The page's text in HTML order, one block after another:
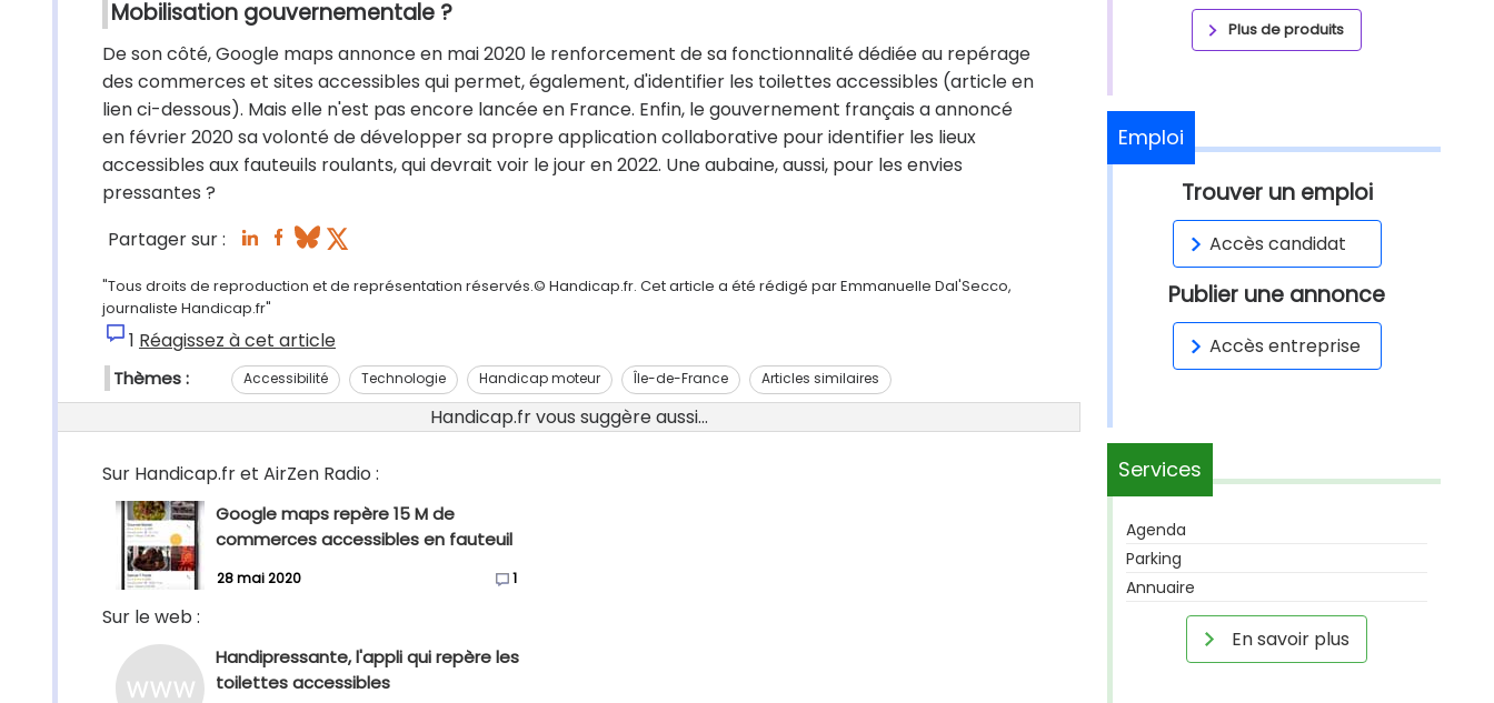
Mobilisation gouvernementale ?
De son côté, Google maps annonce en mai 2020 le renforcement de sa fonctionnalité dédiée au repérage
des commerces et sites accessibles qui permet, également, d'identifier les toilettes accessibles (article en
lien ci-dessous). Mais elle n'est pas encore lancée en France. Enfin, le gouvernement français a annoncé
en février 2020 sa volonté de développer sa propre application collaborative pour identifier les lieux
accessibles aux fauteuils roulants, qui devrait voir le jour en 2022. Une aubaine, aussi, pour les envies
pressantes ?
Partager sur :
"Tous droits de reproduction et de représentation réservés.© Handicap.fr. Cet article a été rédigé par Emmanuelle Dal'Secco,
journaliste Handicap.fr"
1 Réagissez à cet article
Thèmes : Accessibilité Technologie Handicap moteur Île-de-France Articles similaires
Handicap.fr vous suggère aussi...
Sur Handicap.fr et AirZen Radio :
Google maps repère 15 M de
commerces accessibles en fauteuil
28 mai 2020 1
Sur le web :
Handipressante, l'appli qui repère les
toilettes accessibles
Plus de produits
Emploi
Trouver un emploi
Accès candidat
Publier une annonce
Accès entreprise
Services
Agenda
Parking
Annuaire
En savoir plus